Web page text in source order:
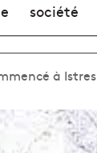
société
à Istres